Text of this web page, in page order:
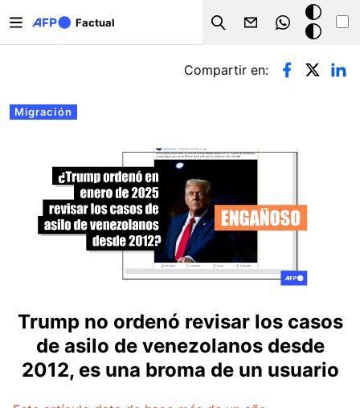
Factual
Search
Modo
oscuro
Solapas principales
Migración
Compartir en:
Trump no ordenó revisar los casos
de asilo de venezolanos desde
2012, es una broma de un usuario